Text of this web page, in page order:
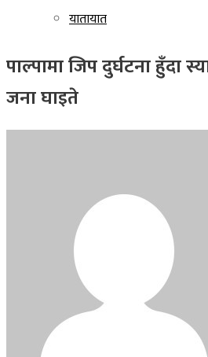
यातायात
पाल्पामा जिप दुर्घटना हुँदा
जना घाइते